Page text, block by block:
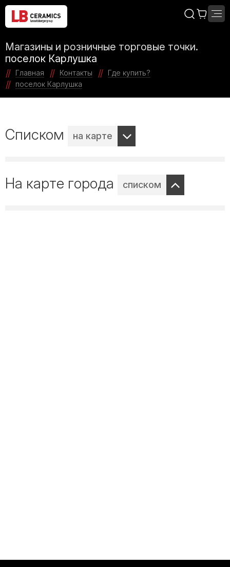
Магазины и розничные торговые точки.
поселок Карлушка
Главная Контакты
Где купить?
поселок Карлушка
Списком на карте
На карте города списком